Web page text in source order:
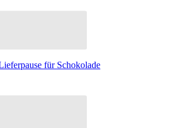
für Schokolade